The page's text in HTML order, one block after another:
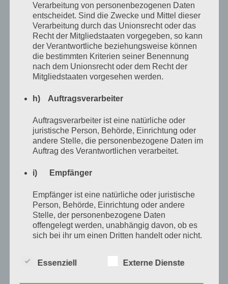
warf mir einen kaum merklichen Blick zu, wenn er mich
hörte und nickte. Es hatte etwas von Verschwörung, als
teilten er und ich ein Geheimnis, etwas von dem nur wir
beide wussten und das seinerseits mit einem
verschwörerischen Nicken regelmäßig besiegelt
wurde. Allerdings machte er es auch bei anderen
Leuten und wahrscheinlich hatte in all den Jahren
Ich fragte mich manchmal, wie er wohl beim Bäcker
Brötchen holte oder Telefongespräche führte und
stellte mir vor, dass ich ein Bildtelefon besaß – so eines
Aufträge erhalten von jemanden, dessen Kopf im
Fernsehen nie zu sehen ist. Mit so einem Ding könnte
ich ihn dann anrufen und er könnte nicken, so wie er es
immer tat. So ein Bildtelefon wäre schon eine tolle
Verarbeitung von personenbezogenen Daten
entscheidet. Sind die Zwecke und Mittel dieser
Verarbeitung durch das Unionsrecht oder das
Recht der Mitgliedstaaten vorgegeben, so kann
der Verantwortliche beziehungsweise können
die bestimmten Kriterien seiner Benennung
nach dem Unionsrecht oder dem Recht der
Mitgliedstaaten vorgesehen werden.
h) Auftragsverarbeiter
Auftragsverarbeiter ist eine natürliche oder
juristische Person, Behörde, Einrichtung oder
andere Stelle, die personenbezogene Daten im
Auftrag des Verantwortlichen verarbeitet.
i) Empfänger
Empfänger ist eine natürliche oder juristische
Person, Behörde, Einrichtung oder andere
Stelle, der personenbezogene Daten
offengelegt werden, unabhängig davon, ob es
sich bei ihr um einen Dritten handelt oder nicht.
oder dem Recht der Mitgliedstaaten
Essenziell Externe Dienste